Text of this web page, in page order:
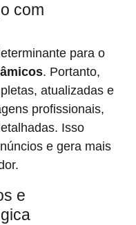
com
para o
. Portanto,
atualizadas e
profissionais,
Isso
e gera mais
e